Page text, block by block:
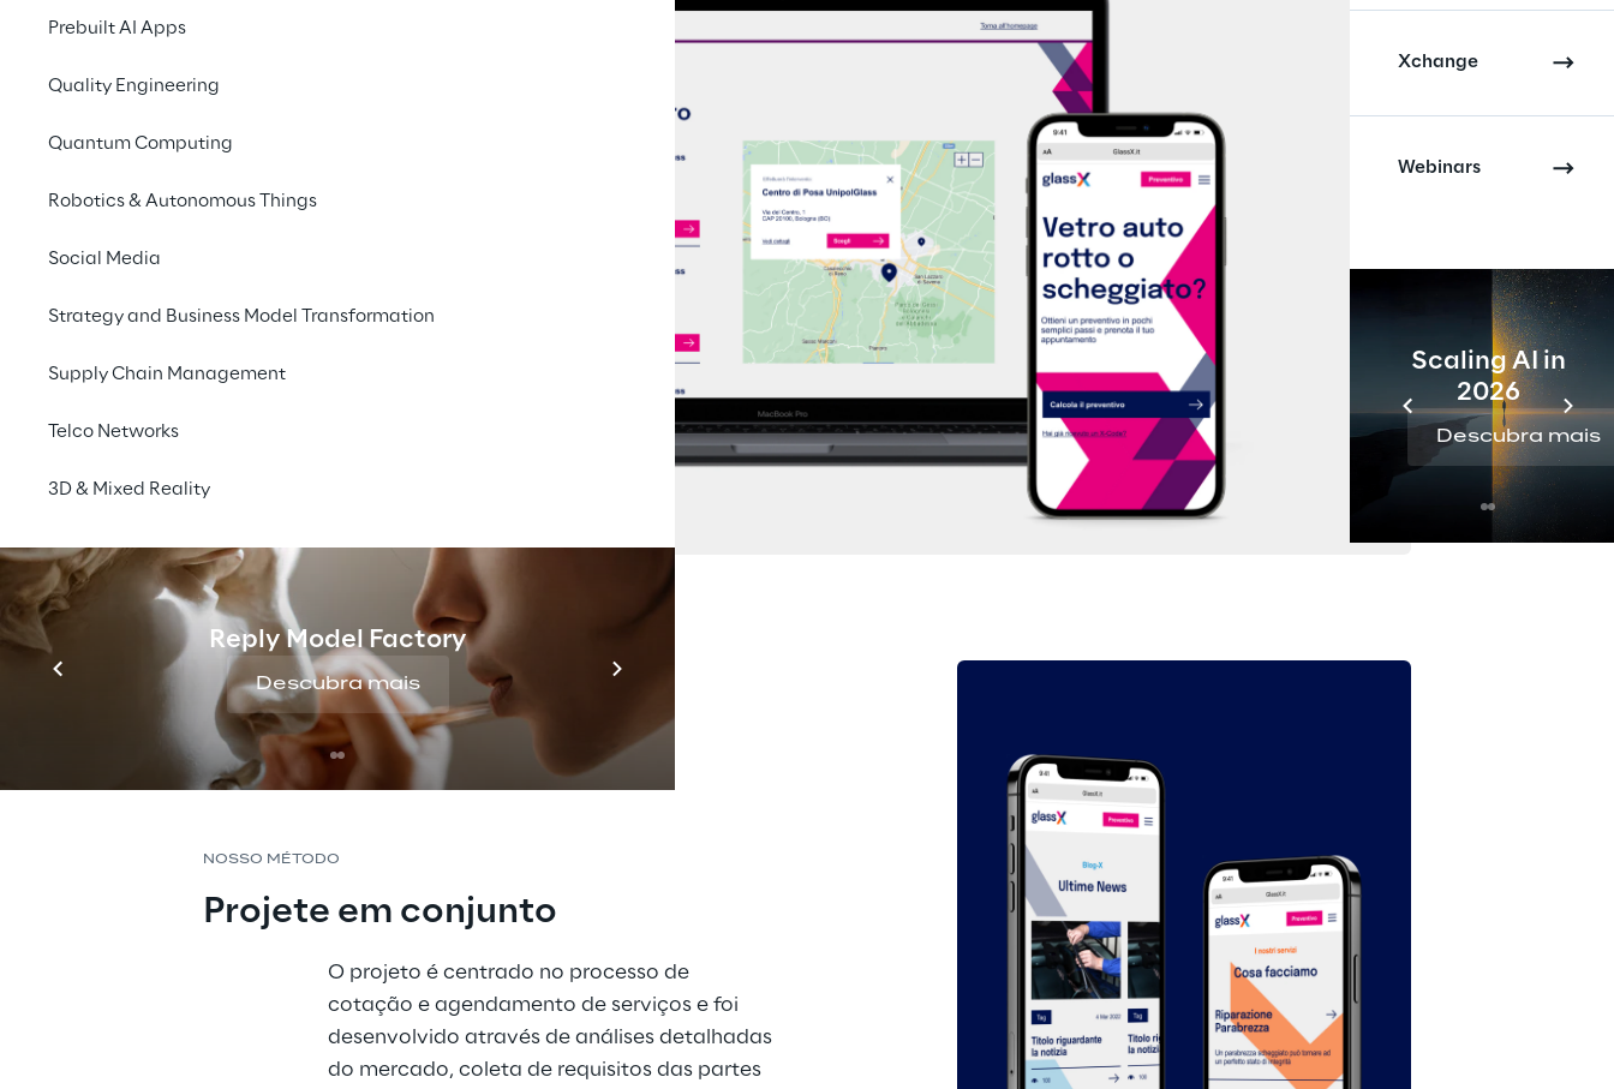
Prebuilt AI Apps
Quality Engineering
Quantum Computing
Robotics & Autonomous Things
Social Media
Strategy and Business Model Transformation
Supply Chain Management
Telco Networks
3D & Mixed Reality
Reply Model Factory
Descubra mais
Xchange
Webinars
Scaling AI in
2026
Descubra mais
NOSSO MÉTODO
Projete em conjunto
O projeto é centrado no processo de
cotação e agendamento de serviços e foi
desenvolvido através de análises detalhadas
do mercado, coleta de requisitos das partes